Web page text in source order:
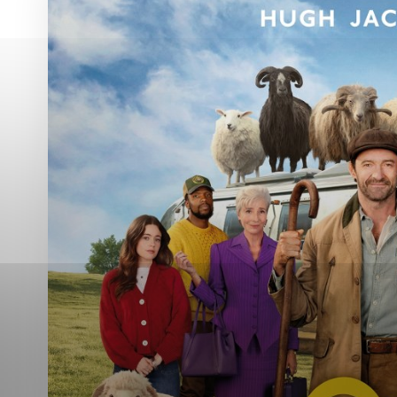
Karanténna stanica Malacky
Sčítanie obyvateľov, domov a bytov
2021
Separovaný zber v meste
Technické cookies
Technické súbory cookie
tým, že umožňujú
stránky. Bez týchto
Analytické cookies
Analytické cookies
aby mohol stránky
možné ich spojiť s